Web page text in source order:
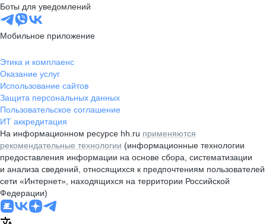
Боты для уведомлений
Мобильное приложение
Этика и комплаенс
Оказание услуг
Использование сайтов
Защита персональных данных
Пользовательское соглашение
ИТ аккредитация
На информационном ресурсе hh.ru применяются
рекомендательные технологии (информационные технологии
предоставления информации на основе сбора, систематизации
и анализа сведений, относящихся к предпочтениям пользователей
сети «Интернет», находящихся на территории Российской
Федерации)